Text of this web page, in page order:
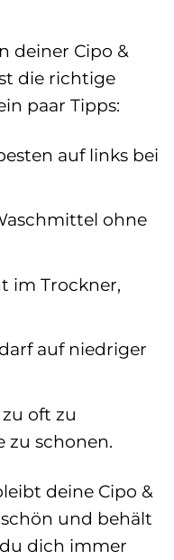
deiner Cipo &
die richtige
paar Tipps:
auf links bei
ohne
im Trockner,
auf niedriger
oft zu
zu schonen.
deine Cipo &
und behält
dich immer